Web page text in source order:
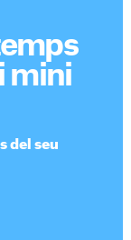
mini
del seu